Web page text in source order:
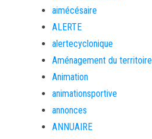
aimécésaire
ALERTE
alertecyclonique
Aménagement du territoire
Animation
animationsportive
annonces
ANNUAIRE